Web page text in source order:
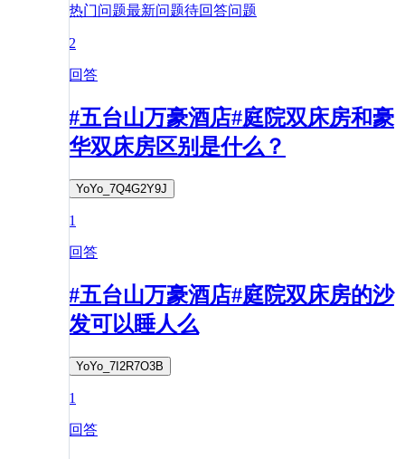
热门问题最新问题待回答问题
2
回答
#五台山万豪酒店#庭院双床房和豪
华双床房区别是什么？
YoYo_7Q4G2Y9J
1
回答
#五台山万豪酒店#庭院双床房的沙
发可以睡人么
YoYo_7I2R7O3B
1
回答